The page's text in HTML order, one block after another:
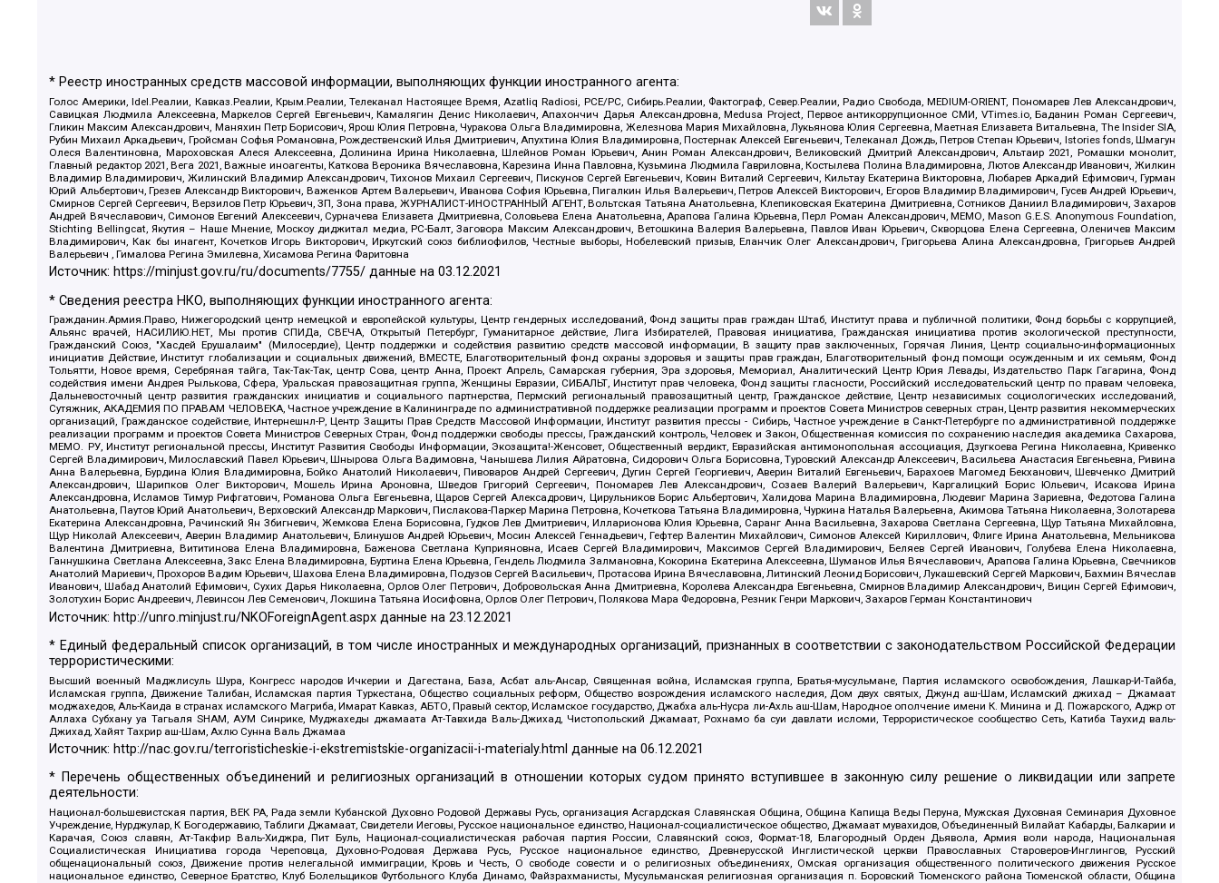
* Реестр иностранных средств массовой информации, выполняющих функции иностранного агента:
Голос Америки, Idel.Реалии, Кавказ.Реалии, Крым.Реалии, Телеканал Настоящее Время, Azatliq Radiosi, PCE/PC, Сибирь.Реалии, Фактограф, Север.Реалии, Радио Свобода, MEDIUM-ORIENT, Пономарев Лев Александрович,
Савицкая Людмила Алексеевна, Маркелов Сергей Евгеньевич, Камалягин Денис Николаевич, Апахончич Дарья Александровна, Medusa Project, Первое антикоррупционное СМИ, VTimes.io, Баданин Роман Сергеевич,
Гликин Максим Александрович, Маняхин Петр Борисович, Ярош Юлия Петровна, Чуракова Ольга Владимировна, Железнова Мария Михайловна, Лукьянова Юлия Сергеевна, Маетная Елизавета Витальевна, The Insider SIA,
Рубин Михаил Аркадьевич, Гройсман Софья Романовна, Рождественский Илья Дмитриевич, Апухтина Юлия Владимировна, Постернак Алексей Евгеньевич, Телеканал Дождь, Петров Степан Юрьевич, Istories fonds, Шмагун
Олеся Валентиновна, Мароховская Алеся Алексеевна, Долинина Ирина Николаевна, Шлейнов Роман Юрьевич, Анин Роман Александрович, Великовский Дмитрий Александрович, Альтаир 2021, Ромашки монолит,
Главный редактор 2021, Вега 2021, Важные иноагенты, Каткова Вероника Вячеславовна, Карезина Инна Павловна, Кузьмина Людмила Гавриловна, Костылева Полина Владимировна, Лютов Александр Иванович, Жилкин
Владимир Владимирович, Жилинский Владимир Александрович, Тихонов Михаил Сергеевич, Пискунов Сергей Евгеньевич, Ковин Виталий Сергеевич, Кильтау Екатерина Викторовна, Любарев Аркадий Ефимович, Гурман
Юрий Альбертович, Грезев Александр Викторович, Важенков Артем Валерьевич, Иванова София Юрьевна, Пигалкин Илья Валерьевич, Петров Алексей Викторович, Егоров Владимир Владимирович, Гусев Андрей Юрьевич,
Смирнов Сергей Сергеевич, Верзилов Петр Юрьевич, ЗП, Зона права, ЖУРНАЛИСТ-ИНОСТРАННЫЙ АГЕНТ, Вольтская Татьяна Анатольевна, Клепиковская Екатерина Дмитриевна, Сотников Даниил Владимирович, Захаров
Андрей Вячеславович, Симонов Евгений Алексеевич, Сурначева Елизавета Дмитриевна, Соловьева Елена Анатольевна, Арапова Галина Юрьевна, Перл Роман Александрович, МЕМО, Mason G.E.S. Anonymous Foundation,
Stichting Bellingcat, Якутия – Наше Мнение, Москоу диджитал медиа, РС-Балт, Заговора Максим Александрович, Ветошкина Валерия Валерьевна, Павлов Иван Юрьевич, Скворцова Елена Сергеевна, Оленичев Максим
Владимирович, Как бы инагент, Кочетков Игорь Викторович, Иркутский союз библиофилов, Честные выборы, Нобелевский призыв, Еланчик Олег Александрович, Григорьева Алина Александровна, Григорьев Андрей
Валерьевич , Гималова Регина Эмилевна, Хисамова Регина Фаритовна
Источник: https://minjust.gov.ru/ru/documents/7755/ данные на03.12.2021
* Сведения реестра НКО, выполняющих функции иностранного агента:
Гражданин.Армия.Право, Нижегородский центр немецкой и европейской культуры, Центр гендерных исследований, Фонд защиты прав граждан Штаб, Институт права и публичной политики, Фонд борьбы с коррупцией,
Альянс врачей, НАСИЛИЮ.НЕТ, Мы против СПИДа, СВЕЧА, Открытый Петербург, Гуманитарное действие, Лига Избирателей, Правовая инициатива, Гражданская инициатива против экологической преступности,
Гражданский Союз, "Хасдей Ерушалаим" (Милосердие), Центр поддержки и содействия развитию средств массовой информации, В защиту прав заключенных, Горячая Линия, Центр социально-информационных
инициатив Действие, Институт глобализации и социальных движений, ВМЕСТЕ, Благотворительный фонд охраны здоровья и защиты прав граждан, Благотворительный фонд помощи осужденным и их семьям, Фонд
Тольятти, Новое время, Серебряная тайга, Так-Так-Так, центр Сова, центр Анна, Проект Апрель, Самарская губерния, Эра здоровья, Мемориал, Аналитический Центр Юрия Левады, Издательство Парк Гагарина, Фонд
содействия имени Андрея Рылькова, Сфера, Уральская правозащитная группа, Женщины Евразии, СИБАЛЬТ, Институт прав человека, Фонд защиты гласности, Российский исследовательский центр по правам человека,
Дальневосточный центр развития гражданских инициатив и социального партнерства, Пермский региональный правозащитный центр, Гражданское действие, Центр независимых социологических исследований,
Сутяжник, АКАДЕМИЯ ПО ПРАВАМ ЧЕЛОВЕКА, Частное учреждение в Калининграде по административной поддержке реализации программ и проектов Совета Министров северных стран, Центр развития некоммерческих
организаций, Гражданское содействие, Интернешнл-Р, Центр Защиты Прав Средств Массовой Информации, Институт развития прессы - Сибирь, Частное учреждение в Санкт-Петербурге по административной поддержке
реализации программ и проектов Совета Министров Северных Стран, Фонд поддержки свободы прессы, Гражданский контроль, Человек и Закон, Общественная комиссия по сохранению наследия академика Сахарова,
МЕМО. РУ, Институт региональной прессы, Институт Развития Свободы Информации, Экозащита!-Женсовет, Общественный вердикт, Евразийская антимонопольная ассоциация, Дзугкоева Регина Николаевна, Кривенко
Сергей Владимирович, Милославский Павел Юрьевич, Шнырова Ольга Вадимовна, Чанышева Лилия Айратовна, Сидорович Ольга Борисовна, Туровский Александр Алексеевич, Васильева Анастасия Евгеньевна, Ривина
Анна Валерьевна, Бурдина Юлия Владимировна, Бойко Анатолий Николаевич, Пивоваров Андрей Сергеевич, Дугин Сергей Георгиевич, Аверин Виталий Евгеньевич, Барахоев Магомед Бекханович, Шевченко Дмитрий
Александрович, Шарипков Олег Викторович, Мошель Ирина Ароновна, Шведов Григорий Сергеевич, Пономарев Лев Александрович, Созаев Валерий Валерьевич, Каргалицкий Борис Юльевич, Исакова Ирина
Александровна, Исламов Тимур Рифгатович, Романова Ольга Евгеньевна, Щаров Сергей Алексадрович, Цирульников Борис Альбертович, Халидова Марина Владимировна, Людевиг Марина Зариевна, Федотова Галина
Анатольевна, Паутов Юрий Анатольевич, Верховский Александр Маркович, Пислакова-Паркер Марина Петровна, Кочеткова Татьяна Владимировна, Чуркина Наталья Валерьевна, Акимова Татьяна Николаевна, Золотарева
Екатерина Александровна, Рачинский Ян Збигневич, Жемкова Елена Борисовна, Гудков Лев Дмитриевич, Илларионова Юлия Юрьевна, Саранг Анна Васильевна, Захарова Светлана Сергеевна, Щур Татьяна Михайловна,
Щур Николай Алексеевич, Аверин Владимир Анатольевич, Блинушов Андрей Юрьевич, Мосин Алексей Геннадьевич, Гефтер Валентин Михайлович, Симонов Алексей Кириллович, Флиге Ирина Анатольевна, Мельникова
Валентина Дмитриевна, Вититинова Елена Владимировна, Баженова Светлана Куприяновна, Исаев Сергей Владимирович, Максимов Сергей Владимирович, Беляев Сергей Иванович, Голубева Елена Николаевна,
Ганнушкина Светлана Алексеевна, Закс Елена Владимировна, Буртина Елена Юрьевна, Гендель Людмила Залмановна, Кокорина Екатерина Алексеевна, Шуманов Илья Вячеславович, Арапова Галина Юрьевна, Свечников
Анатолий Мариевич, Прохоров Вадим Юрьевич, Шахова Елена Владимировна, Подузов Сергей Васильевич, Протасова Ирина Вячеславовна, Литинский Леонид Борисович, Лукашевский Сергей Маркович, Бахмин Вячеслав
Иванович, Шабад Анатолий Ефимович, Сухих Дарья Николаевна, Орлов Олег Петрович, Добровольская Анна Дмитриевна, Королева Александра Евгеньевна, Смирнов Владимир Александрович, Вицин Сергей Ефимович,
Золотухин Борис Андреевич, Левинсон Лев Семенович, Локшина Татьяна Иосифовна, Орлов Олег Петрович, Полякова Мара Федоровна, Резник Генри Маркович, Захаров Герман Константинович
Источник: http://unro.minjust.ru/NKOForeignAgent.aspx данные на23.12.2021
* Единый федеральный список организаций, в том числе иностранных и международных организаций, признанных в соответствии с законодательством Российской Федерации
террористическими:
Высший военный Маджлисуль Шура, Конгресс народов Ичкерии и Дагестана, База, Асбат аль-Ансар, Священная война, Исламская группа, Братья-мусульмане, Партия исламского освобождения, Лашкар-И-Тайба,
Исламская группа, Движение Талибан, Исламская партия Туркестана, Общество социальных реформ, Общество возрождения исламского наследия, Дом двух святых, Джунд аш-Шам, Исламский джихад – Джамаат
моджахедов, Аль-Каида в странах исламского Магриба, Имарат Кавказ, АБТО, Правый сектор, Исламское государство, Джабха аль-Нусра ли-Ахль аш-Шам, Народное ополчение имени К. Минина и Д. Пожарского, Аджр от
Аллаха Субхану уа Тагьаля SHAM, АУМ Синрике, Муджахеды джамаата Ат-Тавхида Валь-Джихад, Чистопольский Джамаат, Рохнамо ба суи давлати исломи, Террористическое сообщество Сеть, Катиба Таухид валь-
Джихад, Хайят Тахрир аш-Шам, Ахлю Сунна Валь Джамаа
Источник: http://nac.gov.ru/terroristicheskie-i-ekstremistskie-organizacii-i-materialy.html данные на06.12.2021
* Перечень общественных объединений и религиозных организаций в отношении которых судом принято вступившее в законную силу решение о ликвидации или запрете
деятельности:
Национал-большевистская партия, ВЕК РА, Рада земли Кубанской Духовно Родовой Державы Русь, организация Асгардская Славянская Община, Община Капища Веды Перуна, Мужская Духовная Семинария Духовное
Учреждение, Нурджулар, К Богодержавию, Таблиги Джамаат, Свидетели Иеговы, Русское национальное единство, Национал-социалистическое общество, Джамаат мувахидов, Объединенный Вилайат Кабарды, Балкарии и
Карачая, Союз славян, Ат-Такфир Валь-Хиджра, Пит Буль, Национал-социалистическая рабочая партия России, Славянский союз, Формат-18, Благородный Орден Дьявола, Армия воли народа, Национальная
Социалистическая Инициатива города Череповца, Духовно-Родовая Держава Русь, Русское национальное единство, Древнерусской Инглистической церкви Православных Староверов-Инглингов, Русский
общенациональный союз, Движение против нелегальной иммиграции, Кровь и Честь, О свободе совести и о религиозных объединениях, Омская организация общественного политического движения Русское
национальное единство, Северное Братство, Клуб Болельщиков Футбольного Клуба Динамо, Файзрахманисты, Мусульманская религиозная организация п. Боровский Тюменского района Тюменской области, Община